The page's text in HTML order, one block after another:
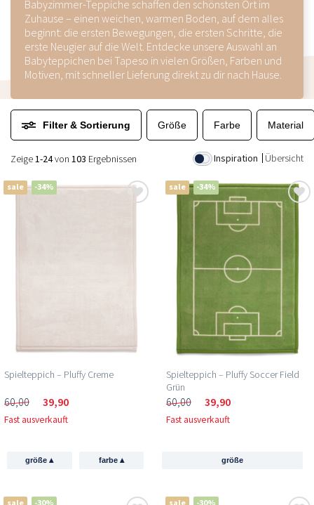
Babyzimmer-Teppiche schaffen den schönsten Ort im
Zuhause – einen weichen, warmen Boden, auf dem alles
beginnt: die ersten Bewegungen, die ersten Schritte, die
erste Neugier auf die Welt. Entdecke unsere Auswahl an
Babyteppichen bei Tapeso in vielen Größen, Farben und
Motiven, mit schneller Lieferung direkt zu dir nach Hause.
Filter & Sortierung Größe Farbe Material
Inspiration Übersicht
Zeige1-24von 103 Ergebnissen
sale -34%
Spielteppich – Pluffy Creme
60,00 39,90
Fast ausverkauft
größe▴ farbe ▴
sale -34%
Spielteppich – Pluffy Soccer Field
Grün
60,00 39,90
Fast ausverkauft
größe
sale -30% sale -30%